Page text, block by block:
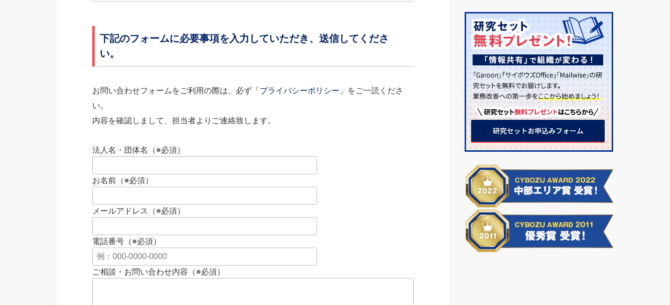
下記のフォームに必要事項を入力していただき、送信してくださ
い。
お問い合わせフォームをご利用の際は、必ず「プライバシーポリシー 」をご一読くださ
い。
内容を確認しまして、担当者よりご連絡致します。
法人名・団体名（※必須）
お名前（※必須）
メールアドレス（※必須）
電話番号（※必須）
ご相談・お問い合わせ内容（※必須）